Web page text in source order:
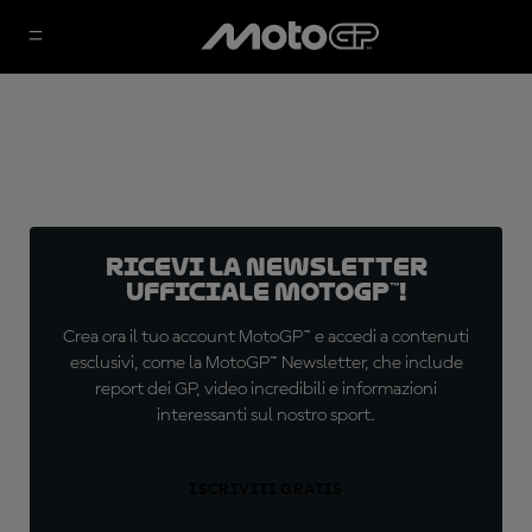
Ricevi la newsletter
ufficiale MotoGP™!
Crea ora il tuo account MotoGP™ e accedi a contenuti
esclusivi, come la MotoGP™ Newsletter, che include
report dei GP, video incredibili e informazioni
interessanti sul nostro sport.